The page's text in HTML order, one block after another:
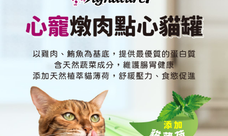
https://netprotections.freshdesk.com/support/home
【注意事項】
１．透過由恩沛科技股份有限公司提供之「AFTEE先享後付」服務完成之交
易，需依本服務之必要範圍內提供個人資料，並將交易相關給付款項請求債
權轉讓予恩沛科技股份有限公司。
２．關於個人資料處理事宜，請瀏覽以下網址：
https://aftee.tw/terms/#terms3
３．未成年的使用者請事先徵得法定代理人或監護人之同意方可使用
「AFTEE先享後付」，若未經同意申辦者引起之損失，本公司不負相關責
４．使用「AFTEE先享後付」時，將依據個別帳號之用戶狀況，依本公司即
時審查核予不同之上限額度；若仍有額度不足之情形，本公司將視審查結果
請求用戶進行身份認證。
５．嚴禁一人註冊多個帳號或使用他人資訊註冊。若發現惡意使用之情形，
一般宅配
每筆NT$100，滿NT$2,000(含以上)免運費
指定商品免運費